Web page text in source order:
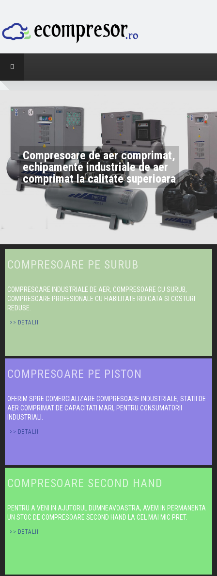
Compresoare de aer comprimat,
echipamente industriale de aer
comprimat la calitate superioara
COMPRESOARE PE SURUB
COMPRESOARE INDUSTRIALE DE AER, COMPRESOARE CU SURUB,
COMPRESOARE PROFESIONALE CU FIABILITATE RIDICATA SI COSTURI
REDUSE.
>> DETALII
COMPRESOARE PE PISTON
OFERIM SPRE COMERCIALIZARE COMPRESOARE INDUSTRIALE, STATII DE
AER COMPRIMAT DE CAPACITATI MARI, PENTRU CONSUMATORII
INDUSTRIALI.
>> DETALII
COMPRESOARE SECOND HAND
PENTRU A VENI IN AJUTORUL DUMNEAVOASTRA, AVEM IN PERMANENTA
UN STOC DE COMPRESOARE SECOND HAND LA CEL MAI MIC PRET.
>> DETALII